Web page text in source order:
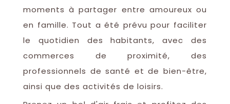
moments à partager entre amoureux ou
en famille. Tout a été prévu pour faciliter
le quotidien des habitants, avec des
commerces de proximité, des
professionnels de santé et de bien-être,
ainsi que des activités de loisirs.